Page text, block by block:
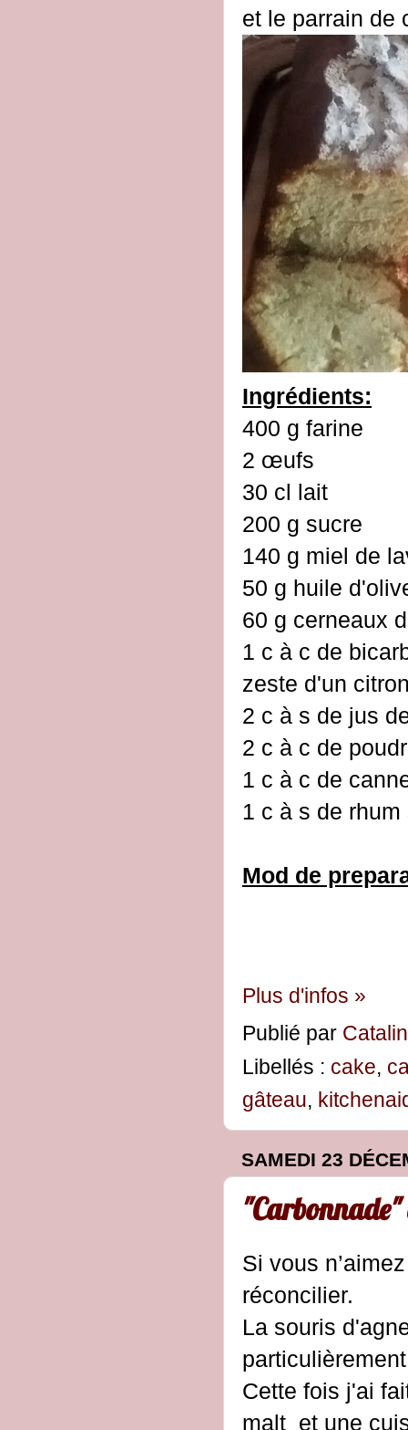
et le parrain de
Ingrédients:
400 g farine
2 œufs
30 cl lait
200 g sucre
140 g miel de
50 g huile
60 g cerneaux
1 c à c de
zeste d'un
2 c à s de jus
2 c à c de
1 c à c de
1 c à s de rhum
Mod de
Plus d'infos »
Publié par
Libellés : cake,
gâteau,
SAMEDI 23
"Carbonnade"
Si vous
réconcilier.
La souris
Cette fois j'ai
malt et une